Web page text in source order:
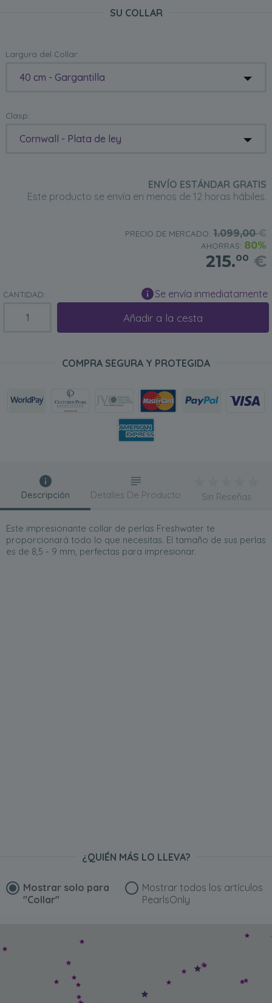
SU COLLAR
Largura del Collar:
40 cm - Gargantilla
Clasp:
Cornwall - Plata de ley
ENVÍO ESTÁNDAR GRATIS
Este producto se envía en menos de 12 horas hábiles.
PRECIO DE MERCADO: 1.099,00€
AHORRAS: 80%
215.00 €
CANTIDAD: Se envía inmediatamente
Añadir a la cesta
COMPRA SEGURA Y PROTEGIDA
Descripción
Este impresionante collar de perlas Freshwater te
proporcionará todo lo que necesitas. El tamaño de sus perlas
es de 8,5 - 9 mm, perfectas para impresionar.
Detalles De Producto Sin Reseñas
¿QUIÉN MÁS LO LLEVA?
Mostrar solo para
"Collar"
Mostrar todos los artículos
PearlsOnly